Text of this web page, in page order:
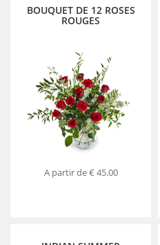
BOUQUET DE 12 ROSES
ROUGES
A partir de€ 45.00